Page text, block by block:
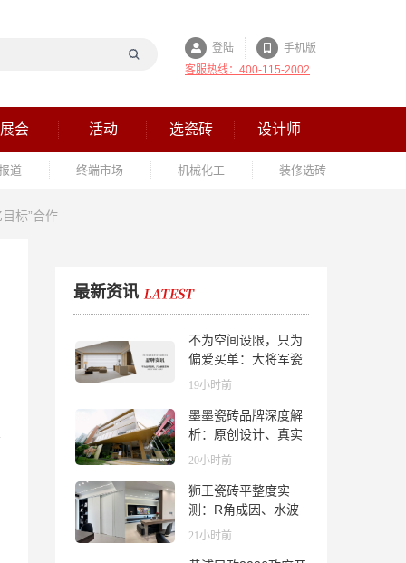
登陆
手机版
客服热线：400-115-2002
展会 活动 选瓷砖 设计师
道 终端市场 机械化工 装修选砖
标”合作
最新资讯
不为空间设限，只为
偏爱买单：大将军瓷
砖解锁“高级哑”人居
19小时前
墨墨瓷砖品牌深度解
析：原创设计、真实
质感与市场口碑全览
20小时前
狮王瓷砖平整度实
测：R角成因、水波
纹真相、辊棒印解析
21小时前